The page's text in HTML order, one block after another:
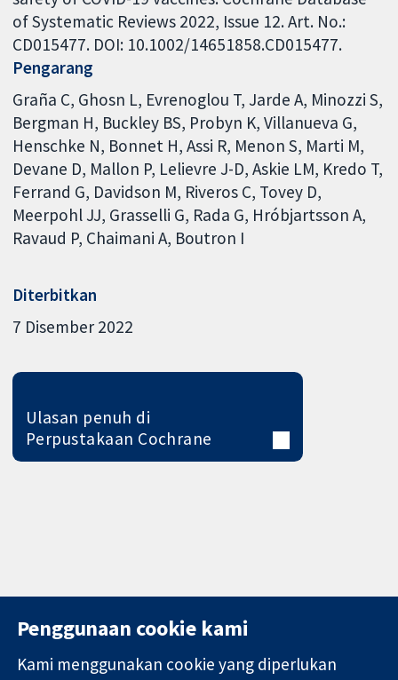
of Systematic Reviews 2022, Issue 12. Art. No.:
CD015477. DOI: 10.1002/14651858.CD015477.
Pengarang
Graña C Ghosn L Evrenoglou T Jarde A Minozzi S
Bergman H Buckley BS Probyn K Villanueva G
Henschke N Bonnet H Assi R Menon S Marti M
Devane D Mallon P Lelievre J-D Askie LM Kredo T
Ferrand G Davidson M Riveros C Tovey D
Meerpohl JJ Grasselli G Rada G Hróbjartsson A
Ravaud P Chaimani A Boutron I
Diterbitkan
7 Disember 2022
Ulasan penuh di
Perpustakaan Cochrane
11-13 Cavendish Hubungi kita
Penggunaan cookie kami
Kami menggunakan cookie yang diperlukan